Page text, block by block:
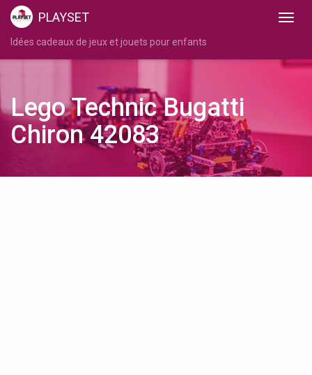
PLAYSET
Idées cadeaux de jeux et jouets pour enfants
Lego Technic Bugatti
Chiron 42083